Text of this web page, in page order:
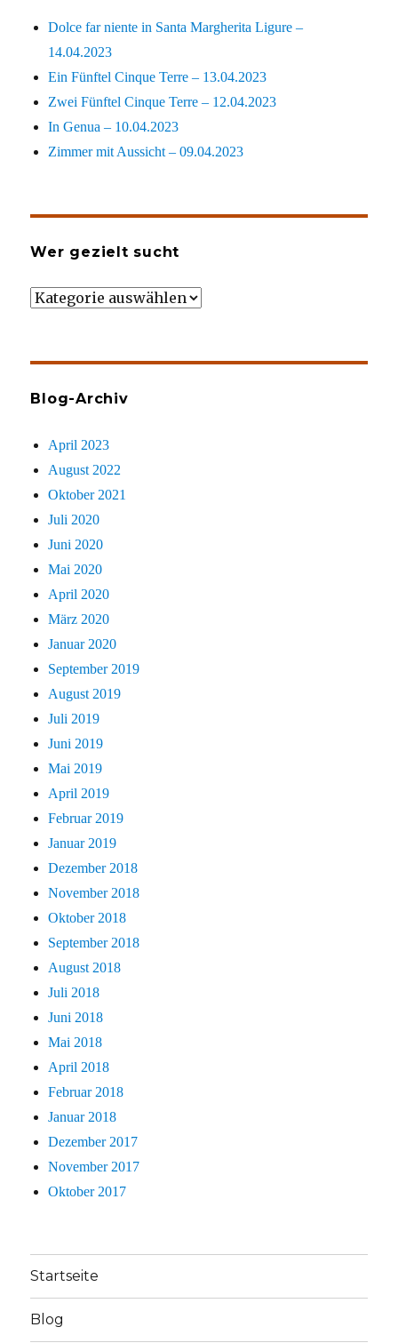
Dolce far niente in Santa Margherita Ligure –
14.04.2023
Ein Fünftel Cinque Terre – 13.04.2023
Zwei Fünftel Cinque Terre – 12.04.2023
In Genua – 10.04.2023
Zimmer mit Aussicht – 09.04.2023
Wer gezielt sucht
Wer
Blog-Archiv
April 2023
August 2022
Oktober 2021
Juli 2020
Juni 2020
Mai 2020
April 2020
März 2020
Januar 2020
September 2019
August 2019
Juli 2019
Juni 2019
Mai 2019
April 2019
Februar 2019
Januar 2019
Dezember 2018
November 2018
Oktober 2018
September 2018
August 2018
Juli 2018
Juni 2018
Mai 2018
April 2018
Februar 2018
Januar 2018
Dezember 2017
November 2017
Oktober 2017
Startseite
Blog